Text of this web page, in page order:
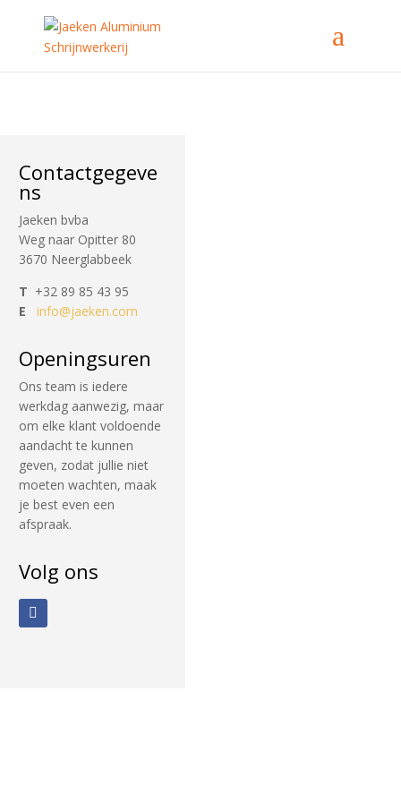
Contactgegeve
ns
Jaeken bvba
Weg naar Opitter 80
3670 Neerglabbeek
T +32 89 85 43 95
E
info@jaeken.com
Openingsuren
Ons team is iedere
werkdag aanwezig, maar
om elke klant voldoende
aandacht te kunnen
geven, zodat jullie niet
moeten wachten, maak
je best even een
afspraak.
Volg ons